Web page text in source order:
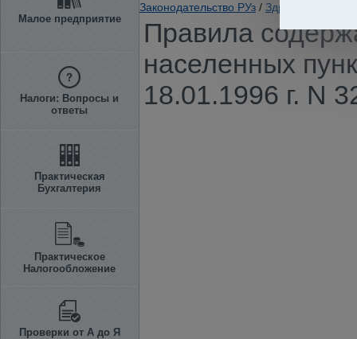
Малое предприятие
Налоги: Вопросы и
ответы
Практическая
Бухгалтерия
Практическое
Налогообложение
Проверки от А до Я
Законодательство РУз /
Правила
населенных
18.01.1996 г. N